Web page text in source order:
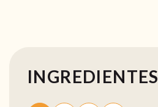
INGREDIENTES